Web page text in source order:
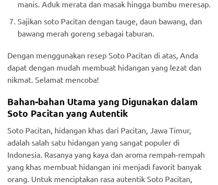
manis. Aduk merata dan masak hingga bumbu meresap.
Sajikan soto Pacitan dengan tauge, daun bawang, dan
bawang merah goreng sebagai taburan.
Dengan menggunakan resep Soto Pacitan di atas, Anda
dapat dengan mudah membuat hidangan yang lezat dan
nikmat. Selamat mencoba!
Bahan-bahan Utama yang Digunakan dalam
Soto Pacitan yang Autentik
Soto Pacitan, hidangan khas dari Pacitan, Jawa Timur,
adalah salah satu hidangan yang sangat populer di
Indonesia. Rasanya yang kaya dan aroma rempah-rempah
yang khas membuat hidangan ini menjadi favorit banyak
orang. Untuk menciptakan rasa autentik Soto Pacitan,